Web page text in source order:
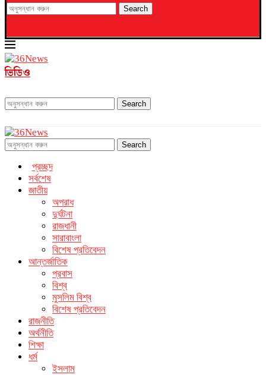
Search
ভিডিও
Search
Search
প্রচ্ছদ
সর্বশেষ
জাতীয়
অপরাধ
দুর্ঘটনা
রাজধানী
সারাবাংলা
বিশেষ প্রতিবেদন
আন্তর্জাতিক
প্রবাস
বিশ্ব
মুসলিম বিশ্ব
বিশেষ প্রতিবেদন
রাজনীতি
অর্থনীতি
শিক্ষা
ধর্ম
ইসলাম